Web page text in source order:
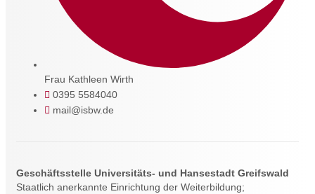
Frau Kathleen Wirth
0395 5584040
mail@isbw.de
Geschäftsstelle Universitäts- und Hansestadt Greifswald
Staatlich anerkannte Einrichtung der Weiterbildung;